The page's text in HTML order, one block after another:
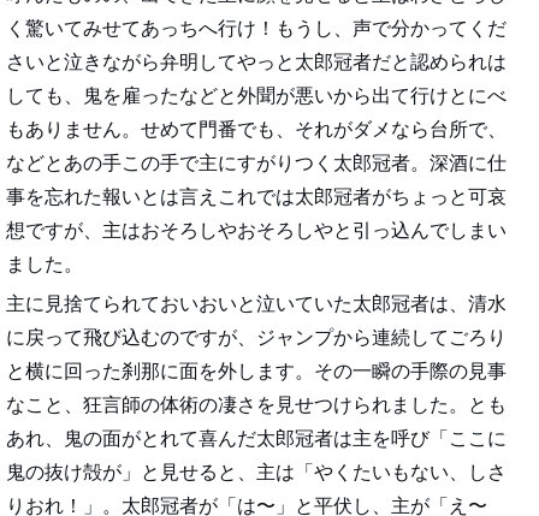
く驚いてみせてあっちへ行け！もうし、声で分かってくだ
さいと泣きながら弁明してやっと太郎冠者だと認められは
しても、鬼を雇ったなどと外聞が悪いから出て行けとにべ
もありません。せめて門番でも、それがダメなら台所で、
などとあの手この手で主にすがりつく太郎冠者。深酒に仕
事を忘れた報いとは言えこれでは太郎冠者がちょっと可哀
想ですが、主はおそろしやおそろしやと引っ込んでしまい
ました。
主に見捨てられておいおいと泣いていた太郎冠者は、清水
に戻って飛び込むのですが、ジャンプから連続してごろり
と横に回った刹那に面を外します。その一瞬の手際の見事
なこと、狂言師の体術の凄さを見せつけられました。とも
あれ、鬼の面がとれて喜んだ太郎冠者は主を呼び「ここに
鬼の抜け殻が」と見せると、主は「やくたいもない、しさ
りおれ！」。太郎冠者が「は〜」と平伏し、主が「え〜